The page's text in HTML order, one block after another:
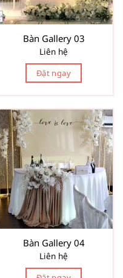
Bàn Gallery 03
Liên hệ
Đặt ngay
Bàn Gallery 04
Liên hệ